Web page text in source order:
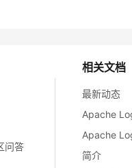
相关文档
最新动态
简介
问答